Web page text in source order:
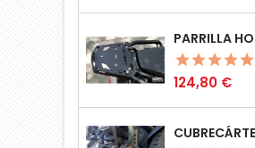
Precio
124,80 €